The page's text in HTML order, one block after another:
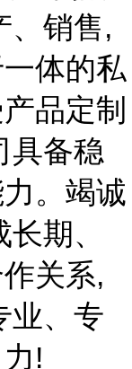
、销售,
体的私
品定制
具备稳
。竭诚
期、
关系,
业、专
!